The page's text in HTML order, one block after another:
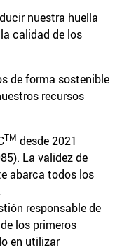
nuestra huella
calidad de los
de forma sostenible
recursos
TM desde 2021
La validez de
abarca todos los
responsable de
los primeros
en utilizar